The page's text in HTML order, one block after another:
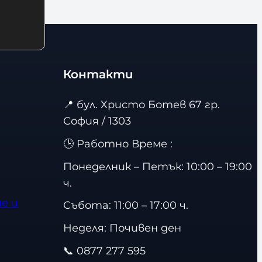
и
Контакти
📍 бул. Христо Ботев 67 гр.
София / 1303
🕒 Работно Време :
Понеделник – Петък: 10:00 – 19:00
ч.
Събота: 11:00 – 17:00 ч.
Неделя: Почивен ден
📞 0877 277 595